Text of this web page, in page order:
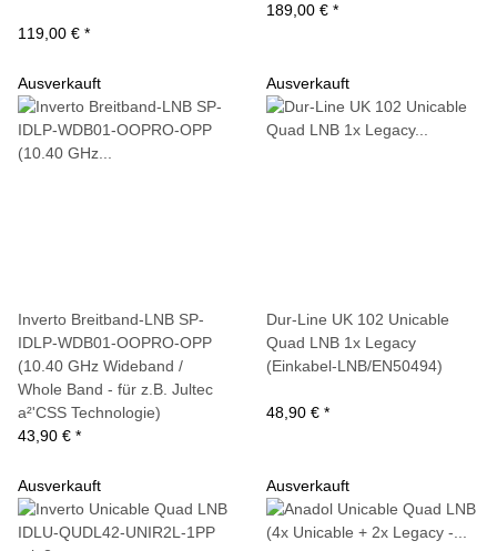
119,00 € *
189,00 € *
Ausverkauft
Inverto Breitband-LNB SP-
IDLP-WDB01-OOPRO-OPP
(10.40 GHz Wideband /
Whole Band - für z.B. Jultec
a²'CSS Technologie)
43,90 € *
Ausverkauft
Dur-Line UK 102 Unicable
Quad LNB 1x Legacy
(Einkabel-LNB/EN50494)
48,90 € *
Ausverkauft Ausverkauft